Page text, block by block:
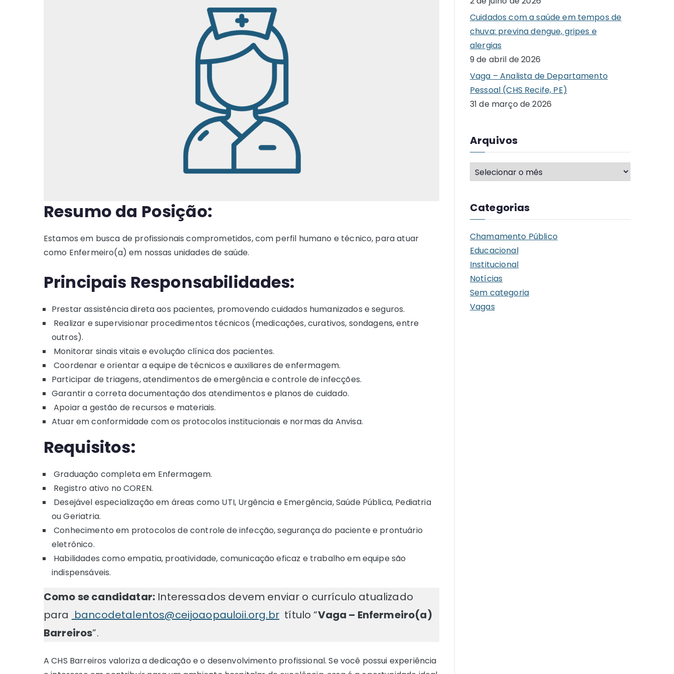
Resumo da Posição:
Estamos em busca de profissionais comprometidos, com perfil humano e técnico, para atuar
como Enfermeiro(a) em nossas unidades de saúde.
Principais Responsabilidades:
Prestar assistência direta aos pacientes, promovendo cuidados humanizados e seguros.
Realizar e supervisionar procedimentos técnicos (medicações, curativos, sondagens, entre
outros).
Monitorar sinais vitais e evolução clínica dos pacientes.
Coordenar e orientar a equipe de técnicos e auxiliares de enfermagem.
Participar de triagens, atendimentos de emergência e controle de infecções.
Garantir a correta documentação dos atendimentos e planos de cuidado.
Apoiar a gestão de recursos e materiais.
Atuar em conformidade com os protocolos institucionais e normas da Anvisa.
Requisitos:
Graduação completa em Enfermagem.
Registro ativo no COREN.
Desejável especialização em áreas como UTI, Urgência e Emergência, Saúde Pública, Pediatria
ou Geriatria.
Conhecimento em protocolos de controle de infecção, segurança do paciente e prontuário
eletrônico.
Habilidades como empatia, proatividade, comunicação eficaz e trabalho em equipe são
indispensáveis.
Como se candidatar: Interessados devem enviar o currículo atualizado
para bancodetalentos@ceijoaopauloii.org.brtítulo “Vaga – Enfermeiro(a)
Barreiros”.
A CHS Barreiros valoriza a dedicação e o desenvolvimento profissional. Se você possui experiência
Cuidados com a saúde em tempos de
chuva: previna dengue, gripes e
alergias
9 de abril de 2026
Vaga – Analista de Departamento
Pessoal (CHS Recife, PE)
31 de março de 2026
Arquivos
A
r
u
v
o
s
Categorias
Chamamento Público
Educacional
Institucional
Notícias
Sem categoria
Vagas